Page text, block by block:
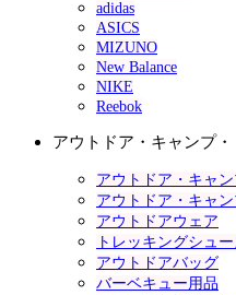
adidas
ASICS
MIZUNO
New Balance
NIKE
Reebok
アウトドア・キャンプ
アウトドア・キャ
アウトドア・キャ
アウトドアウェア
トレッキングシュ
アウトドアバッグ
バーベキュー用品